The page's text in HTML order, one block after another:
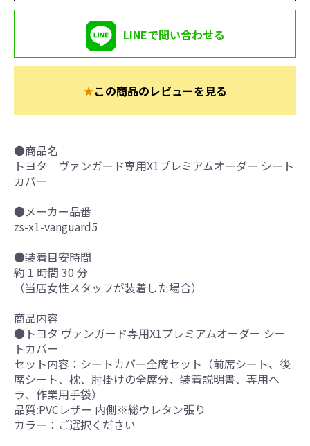
LINEで問い合わせる
★この商品のレビューを見る
●商品名
トヨタ ヴァンガード専用X1プレミアムオーダー シート
カバー
●メーカー品番
zs-x1-vanguard5
●装着目安時間
約 1 時間 30 分
（当店女性スタッフが装着した場合）
商品内容
●トヨタ ヴァンガード専用X1プレミアムオーダー シー
トカバー
セット内容：シートカバー全席セット（前席シート、後
席シート、枕、肘掛けの全席分、装着説明書、専用ヘ
ラ、作業用手袋）
品質:PVCレザー 内側※総ウレタン張り
カラー：ご選択ください